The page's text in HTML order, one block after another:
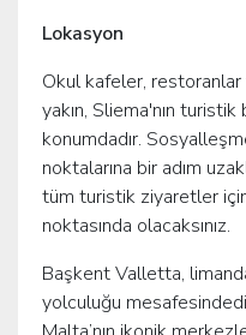
Lokasyon
Okul kafeler,
yakın, Sliema'nın
konumdadır.
noktalarına bir adım
tüm turistik ziyaretler
noktasında olacaksınız.
Başkent Valletta,
yolculuğu